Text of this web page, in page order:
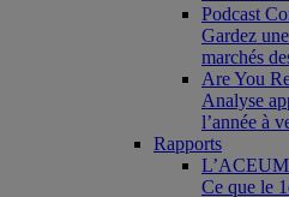
Podcast
Gardez
marchés
Are You
Analyse
l’année à
Rapports
Ce que le